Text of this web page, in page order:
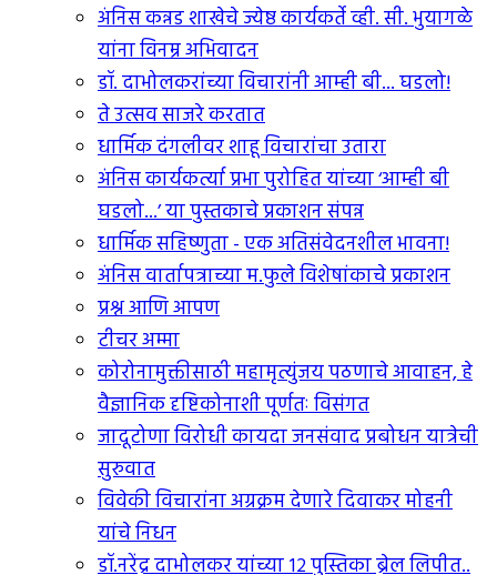
अंनिस कन्नड शाखेचे ज्येष्ठ कार्यकर्ते व्ही. सी. भुयागळे
यांना विनम्र अभिवादन
डॉ. दाभोलकरांच्या विचारांनी आम्ही बी... घडलो!
ते उत्सव साजरे करतात
धार्मिक दंगलीवर शाहू विचारांचा उतारा
अंनिस कार्यकर्त्या प्रभा पुरोहित यांच्या ‘आम्ही बी
घडलो...’ या पुस्तकाचे प्रकाशन संपन्न
धार्मिक सहिष्णुता - एक अतिसंवेदनशील भावना!
अंनिस वार्तापत्राच्या म.फुले विशेषांकाचे प्रकाशन
प्रश्न आणि आपण
टीचर अम्मा
कोरोनामुक्तीसाठी महामृत्युंजय पठणाचे आवाहन, हे
वैज्ञानिक दृष्टिकोनाशी पूर्णतः विसंगत
जादूटोणा विरोधी कायदा जनसंवाद प्रबोधन यात्रेची
सुरुवात
विवेकी विचारांना अग्रक्रम देणारे दिवाकर मोहनी
यांचे निधन
डॉ.नरेंद्र दाभोलकर यांच्या १२ पुस्तिका ब्रेल लिपीत..